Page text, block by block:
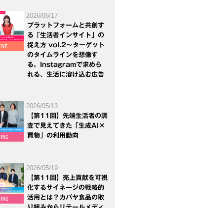
2026/06/17
プラットフォームと共創す
る「生活者インサイト」の
捉え方 vol.2～ターゲット
のタイムラインを想像す
る。Instagramで求めら
れる、生活に溶け込む広告
2026/05/13
【第11回】先端生活者の調
査で見えてきた「生成AI×
買物」の利用動向
2026/05/19
【第11回】売上貢献を可視
化するサイネージの戦略的
活用とは？カバヤ食品の取